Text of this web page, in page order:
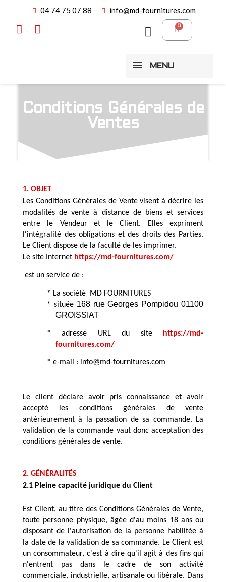
04 74 75 07 88 info@md-fournitures.com
MENU
Conditions Générales de
Ventes
1. OBJET
Les Conditions Générales de Vente visent à décrire les
modalités de vente à distance de biens et services
entre le Vendeur et le Client. Elles expriment
l'intégralité des obligations et des droits des Parties.
Le Client dispose de la faculté de les imprimer.
Le site Internet https://md-fournitures.com/
est un service de :
* La société  MD FOURNITURES
* située 168 rue Georges Pompidou 01100
GROISSIAT
* adresse URL du site
https://md-
fournitures.com/
* e-mail : info@md-fournitures.com
Le client déclare avoir pris connaissance et avoir
accepté les conditions générales de vente
antérieurement à la passation de sa commande. La
validation de la commande vaut donc acceptation des
conditions générales de vente.
2. GÉNÉRALITÉS
2.1 Pleine capacité juridique du Client
Est Client, au titre des Conditions Générales de Vente,
toute personne physique, âgée d'au moins 18 ans ou
disposant de l'autorisation de la personne habilitée à
la date de la validation de sa commande. Le Client est
un consommateur, c'est à dire qu'il agit à des fins qui
n'entrent pas dans le cadre de son activité
commerciale, industrielle, artisanale ou libérale. Dans